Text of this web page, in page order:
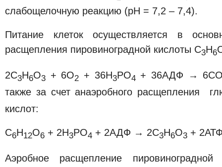
слабощелочную реакцию (рН = 7,2 – 7,4).
Питание клеток осуществляется в
расщепления пировиноградной кислоты С3Н6
2С3Н6О3 + 6О2 + 36Н3РО4 + 36АДФ →
также за счет анаэробного расщепления
кислот:
С6Н12О6 + 2Н3РО4 + 2АДФ → 2С3Н6О3 +
Аэробное расщепление